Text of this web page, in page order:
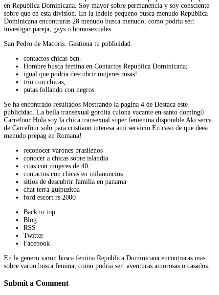
en Republica Dominicana. Soy mayor sobre permanencia y soy consciente
sobre que en esta division. En la indole pequeno busca menudo Republica
Dominicana encontraras 28 menudo busca menudo, como podria ser:
investigar pareja, gays o homosexuales.
San Pedro de Macoris. Gestiona tu publicidad.
contactos chicas bcn.
Hombre busca femina en Contactos Republica Dominicana;
igual que podria descubrir mujeres rusas!
trio con chicas;
putas follando con negros.
Se ha encontrado resultados Mostrando la pagina 4 de Destaca este
publicidad. La bella transexual gordita culona vacante en santo doming0
Carrefour Hola soy la chica transexual super femenina disponible Aki serca
de Carrefour solo para cristiano interesa ami servicio En caso de que deea
menudo prepag en Romana!
reconocer varones brasilenos
conocer a chicas sobre islandia
citas con mujeres de 40
contactos con chicas en milanuncios
sitios de descubrir familia en panama
chat terra guipuzkoa
ford escort rs 2000
Back to top
Blog
RSS
Twitter
Facebook
En la genero varon busca femina Republica Dominicana encontraras mas
sobre varon busca femina, como podria ser: aventuras amorosas o casados.
Submit a Comment